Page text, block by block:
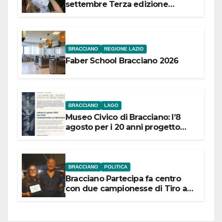
settembre Terza edizione
BRACCIANO REGIONE LAZIO
Faber School Bracciano 2026
BRACCIANO LAGO
Museo Civico di Bracciano: l’8
agosto per i 20 anni progetto
BRACCIANO POLITICA
Bracciano Partecipa fa centro
con due campionesse di Tiro a